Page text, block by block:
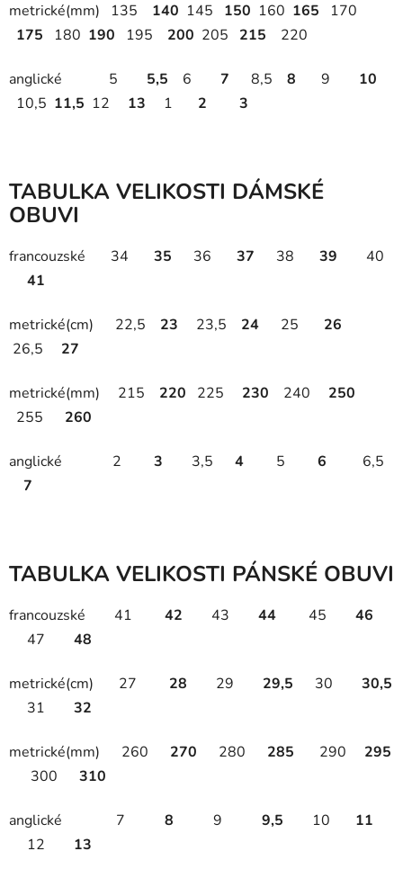
metrické(mm) 135 140 145 150 160 165 170
175 180 190 195 200 205 215 220
anglické 5 5,5 6 7 8,5 8 9 10
10,5 11,5 12 13 1 2 3
TABULKA VELIKOSTI DÁMSKÉ
OBUVI
francouzské 34 35 36 37 38 39 40
41
metrické(cm) 22,5 23 23,5 24 25 26
26,5 27
metrické(mm) 215 220 225 230 240
250
255 260
anglické 2 3 3,5 4 5 6 6,5
7
TABULKA VELIKOSTI PÁNSKÉ OBUVI
francouzské 41 42 43 44 45 46
47 48
metrické(cm) 27 28 29 29,5 30 30,5
31 32
metrické(mm) 260 270 280 285 290 295
300 310
anglické 7 8 9 9,5 10 11
12 13